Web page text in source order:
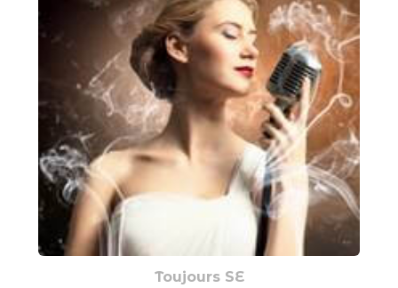
Toujours SE